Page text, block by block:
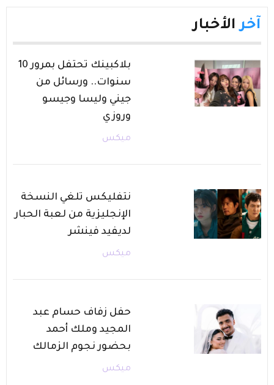
آخر الأخبار
بلاكبينك تحتفل بمرور 10
سنوات.. ورسائل من
جيني وليسا وجيسو
وروزي
ميكس
نتفليكس تلغي النسخة
الإنجليزية من لعبة الحبار
لديفيد فينشر
ميكس
حفل زفاف حسام عبد
المجيد وملك أحمد
بحضور نجوم الزمالك
ميكس